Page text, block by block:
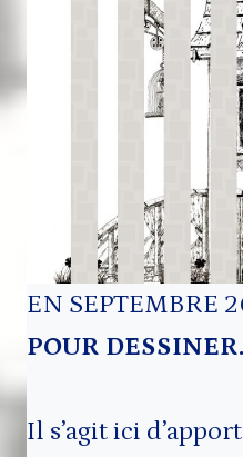
EN SEPTEMBRE
POUR
Il s’agit ici